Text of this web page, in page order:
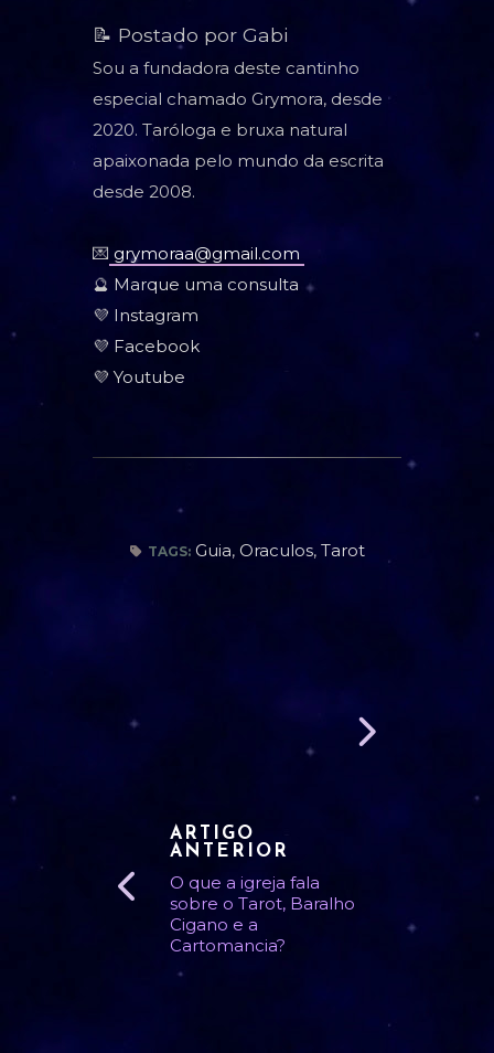
📝 Postado por Gabi
Sou a fundadora deste cantinho
especial chamado Grymora, desde
2020. Taróloga e bruxa natural
apaixonada pelo mundo da escrita
desde 2008.
💌 grymoraa@gmail.com
🔮 Marque uma consulta
💜 Instagram
💜 Facebook
💜 Youtube
TAGS: Guia, Oraculos, Tarot
ARTIGO
ANTERIOR
O que a igreja fala
sobre o Tarot, Baralho
Cigano e a
Cartomancia?